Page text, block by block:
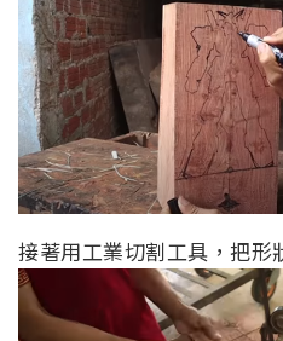
接著用工業切割工具，把形